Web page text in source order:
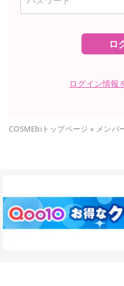
ロ
ログイン情報
COSMEbiトップページ » メンバ